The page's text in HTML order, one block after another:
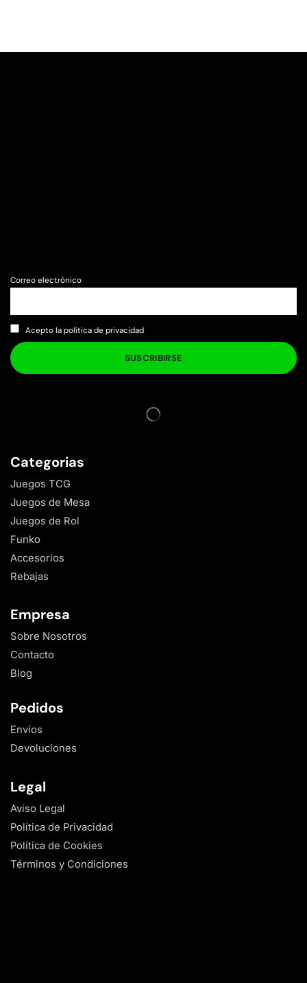
Correo electrónico
Acepto la política de privacidad
Categorias
Juegos TCG
Juegos de Mesa
Juegos de Rol
Funko
Accesorios
Rebajas
Empresa
Sobre Nosotros
Contacto
Blog
Pedidos
Envíos
Devoluciones
Legal
Aviso Legal
Política de Privacidad
Política de Cookies
Términos y Condiciones